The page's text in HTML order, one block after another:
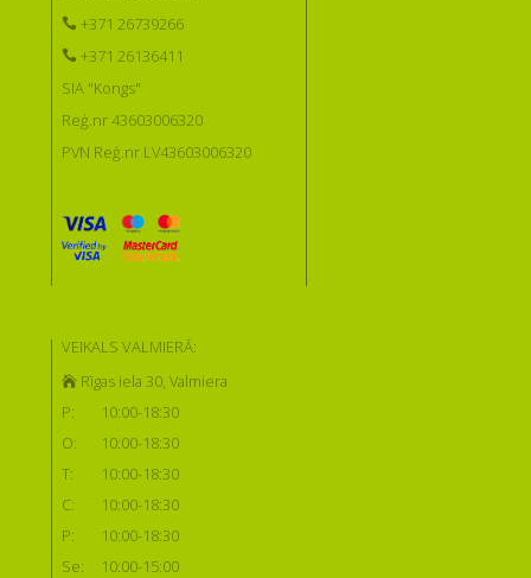
+371 26739266
+371 26136411
SIA "Kongs"
Reģ.nr 43603006320
PVN Reģ.nr LV43603006320
VEIKALS VALMIERĀ:
Rīgas iela 30, Valmiera
P:
10:00-18:30
O:
10:00-18:30
T:
10:00-18:30
C:
10:00-18:30
P:
10:00-18:30
Se:
10:00-15:00